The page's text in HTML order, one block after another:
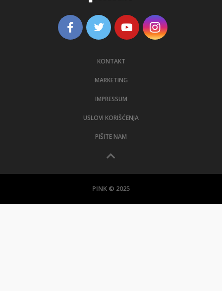
KONTAKT
MARKETING
IMPRESSUM
USLOVI KORIŠĆENJA
PIŠITE NAM
PINK © 2025